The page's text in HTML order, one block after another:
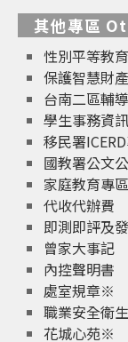
其他專區
性別平等教育
保護智慧財
台南二區輔
學生事務資
移民署
國教署公文
家庭教育專
代收代辦費
即測即評及
曾家大事記
內控聲明書
處室規章※
職業安全衛
花城心苑※